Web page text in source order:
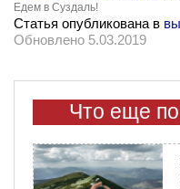
Едем в Суздаль!
Статья опубликована в
Обновлено 5.03.2019
Что еще